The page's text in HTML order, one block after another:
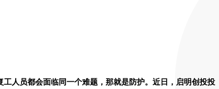
人员都会面临同一个难题，那就是防护。近日，启明创投投